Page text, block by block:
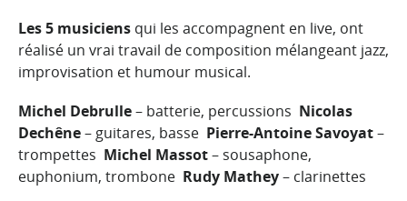
Les 5 musiciens qui les accompagnent en live, ont
réalisé un vrai travail de composition mélangeant jazz,
improvisation et humour musical.
Michel Debrulle– batterie, percussions Nicolas
Dechêne– guitares, basse Pierre-Antoine Savoyat–
trompettes Michel Massot– sousaphone,
euphonium, trombone Rudy Mathey– clarinettes